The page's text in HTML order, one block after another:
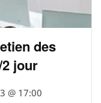
des
jour
@ 17:00